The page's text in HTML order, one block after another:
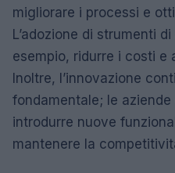
migliorare i processi e
L’adozione di strumenti di
esempio, ridurre i costi e
Inoltre, l’innovazione
fondamentale; le
introdurre nuove
mantenere la